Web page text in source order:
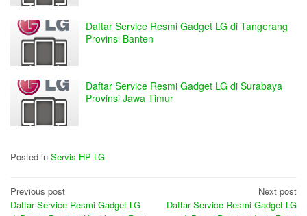
Daftar Service Resmi Gadget LG di Tangerang
Provinsi Banten
Daftar Service Resmi Gadget LG di Surabaya
Provinsi Jawa Timur
Posted in Servis HP LG
Post
Previous post
Daftar Service Resmi Gadget LG
Next post
Daftar Service Resmi Gadget LG